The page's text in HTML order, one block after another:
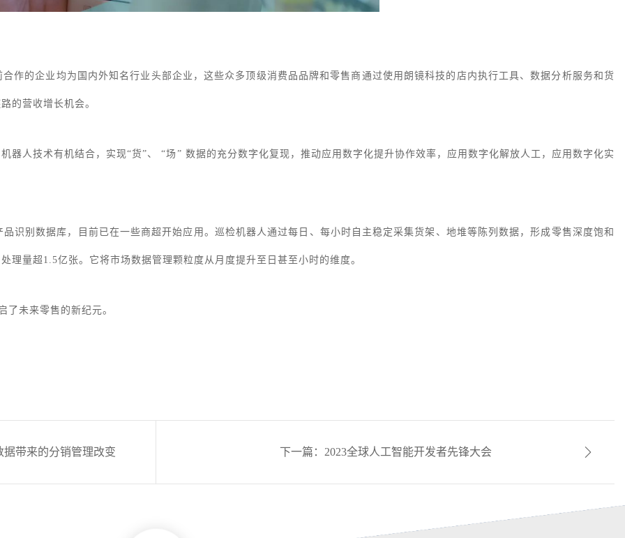
作的企业均为国内外知名行业头部企业，这些众多顶级消费品品牌和零售商通过使用朗镜科技的店内执行工具、数据分析服务和货
的营收增长机会。
器人技术有机结合，实现“货”、 “场” 数据的充分数字化复现，推动应用数字化提升协作效率，应用数字化解放人工，应用数字化实
识别数据库，目前已在一些商超开始应用。巡检机器人通过每日、每小时自主稳定采集货架、地堆等陈列数据，形成零售深度饱和
理量超1.5亿张。它将市场数据管理颗粒度从月度提升至日甚至小时的维度。
了未来零售的新纪元。
带来的分销管理改变 下一篇：2023全球人工智能开发者先锋大会